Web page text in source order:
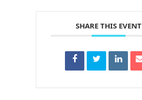
SHARE THIS EVENT